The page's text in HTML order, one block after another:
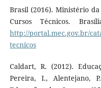
Brasil (2016). Ministério
Cursos Técnicos.
http://portal.mec.gov.br/
tecnicos
Caldart, R. (2012).
Pereira, I., Alentejano,